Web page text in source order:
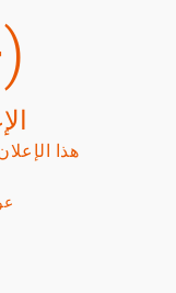
هذا